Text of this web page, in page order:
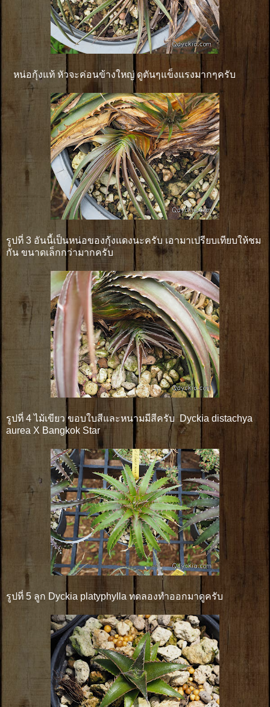
หน่อกุ้งแท้ หัวจะค่อนข้างใหญ่ ดูตันๆแข็งแรงมากๆครับ
รูปที่ 3 อันนี้เป็นหน่อของกุ้งแดงนะครับ เอามาเปรียบเทียบให้ชม
กัน ขนาดเล็กกว่ามากครับ
รูปที่ 4 ไม้เขียว ขอบใบสีและหนามมีสีครับ Dyckia distachya
aurea X Bangkok Star
รูปที่ 5 ลูก Dyckia platyphylla ทดลองทำออกมาดูครับ